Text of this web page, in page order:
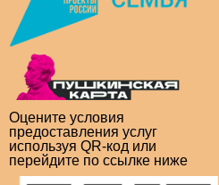
Оцените условия
предоставления услуг
используя QR-код или
перейдите по ссылке ниже